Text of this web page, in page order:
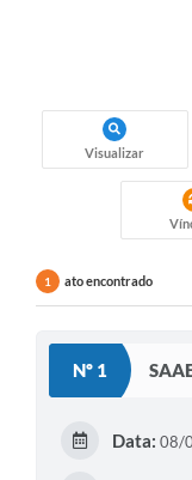
Carta de Serviços
Arquivos para
Participe mais
Contas Públicas
Editais
Telefones Úteis
Visualizar
1 ato encontrado
Nº 1
Data: 08/